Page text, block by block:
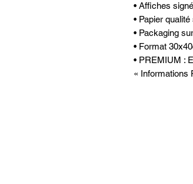
• Affiches
• Papier
• Packaging
• Format
• PREMIUM :
« Informations